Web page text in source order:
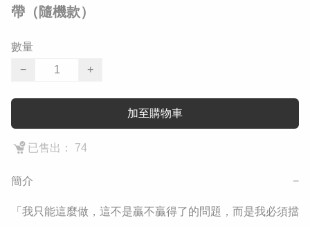
帶（隨機款）
數量
−
+
加至購物車
已售出： 74
簡介 −
「我只能這麼做，這不是贏不贏得了的問題，而是我必須擋